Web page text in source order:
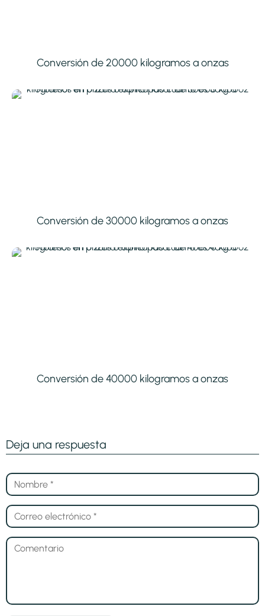
Conversión de 20000 kilogramos a onzas
Conversión de 30000 kilogramos a onzas
Conversión de 40000 kilogramos a onzas
Deja una respuesta